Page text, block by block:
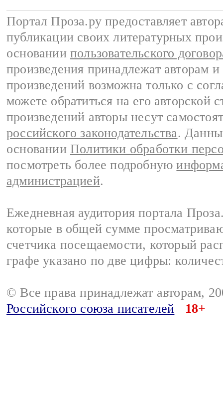
Портал Проза.ру предоставляет
публикации своих литературных
основании пользовательского
произведения принадлежат авторам
произведений возможна только с
можете обратиться на его авторской
произведений авторы несут
российского законодательства.
основании Политики обработки
посмотреть более подробную
администрацией.
Ежедневная аудитория портала
которые в общей сумме
счетчика посещаемости, который
графе указано по две цифры:
© Все права принадлежат авторам,
Российского союза писателей
18+